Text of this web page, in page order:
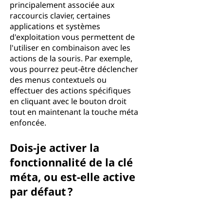
principalement associée aux
raccourcis clavier, certaines
applications et systèmes
d'exploitation vous permettent de
l'utiliser en combinaison avec les
actions de la souris. Par exemple,
vous pourrez peut-être déclencher
des menus contextuels ou
effectuer des actions spécifiques
en cliquant avec le bouton droit
tout en maintenant la touche méta
enfoncée.
Dois-je activer la
fonctionnalité de la clé
méta, ou est-elle active
par défaut ?